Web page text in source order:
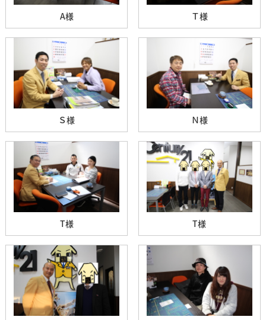
A様 Ｔ様
Ｓ様 Ｎ様
T様 T様